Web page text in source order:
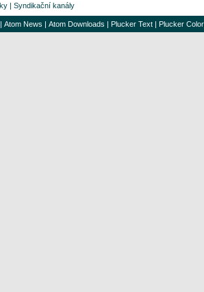
| Syndikační kanály
| Atom News | Atom Downloads | Plucker Text | Plucker Color